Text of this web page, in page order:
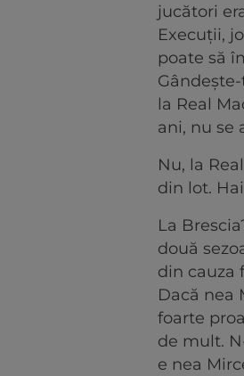
jucători
Execuții,
poate să
la Real
ani, nu se
Nu, la
din lot.
La
două
din cauza
Dacă nea
foarte
de mult.
e nea